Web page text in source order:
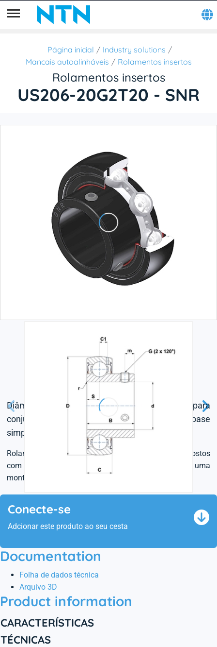
Página inicial
Industry solutions
Mancais autoalinháveis
Rolamentos insertos
Rolamentos insertos
US206-20G2T20 - SNR
Diâmetro externo esférico fixado por conector para
conjunto de parafuso junta de vedação com base
simples, para aplicações em alta temperatura
Rolamentos abaulados para mancais, são propostos
com
diferentes dispositivos de fixação
para uma
montagem facilitada.
Conecte-se
Adcionar este produto ao seu cesta
Documentation
Folha de dados técnica
Arquivo 3D
Product information
CARACTERÍSTICAS
TÉCNICAS